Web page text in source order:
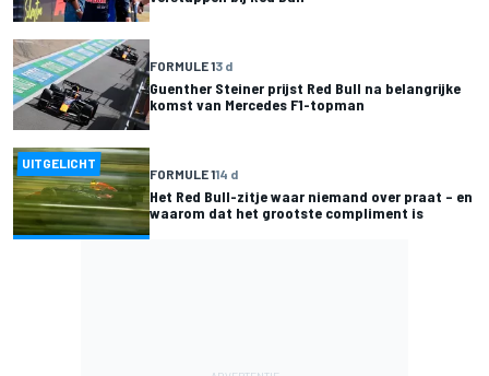
FORMULE 13 d
Guenther Steiner prijst Red Bull na belangrijke
komst van Mercedes F1-topman
UITGELICHT
FORMULE 114 d
Het Red Bull-zitje waar niemand over praat – en
waarom dat het grootste compliment is